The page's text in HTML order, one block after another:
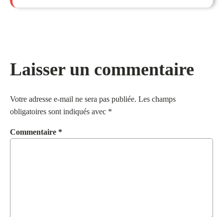
Laisser un commentaire
Votre adresse e-mail ne sera pas publiée. Les champs
obligatoires sont indiqués avec *
Commentaire *